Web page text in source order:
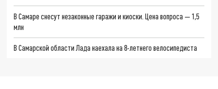
В Самаре снесут незаконные гаражи и киоски. Цена вопроса — 1,5
млн
В Самарской области Лада наехала на 8-летнего велосипедиста